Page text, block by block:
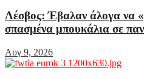
Λέσβος: Έβαλαν άλογα να
σπασμένα μπουκάλια σε
Αυγ 9, 2026